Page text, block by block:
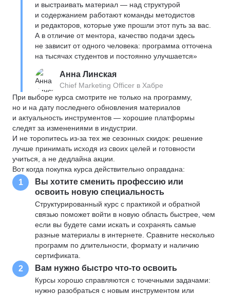
и выстраивать материал — над структурой
и содержанием работают команды методистов
и редакторов, которые уже прошли этот путь за вас.
А в отличие от ментора, качество подачи здесь
не зависит от одного человека: программа отточена
на тысячах студентов и постоянно улучшается»
Анна Линская
Chief Marketing Officer в Хабре
При выборе курса смотрите не только на программу,
но и на дату последнего обновления материалов
и актуальность инструментов — хорошие платформы
следят за изменениями в индустрии.
И не торопитесь из-за тех же сезонных скидок: решение
лучше принимать исходя из своих целей и готовности
учиться, а не дедлайна акции.
Вот когда покупка курса действительно оправдана:
1
Вы хотите сменить профессию или
освоить новую специальность
Структурированный курс с практикой и обратной
связью поможет войти в новую область быстрее, чем
если вы будете сами искать и сохранять самые
разные материалы в интернете. Сравните несколько
программ по длительности, формату и наличию
сертификата.
2 Вам нужно быстро что-то освоить
Курсы хорошо справляются с точечными задачами:
нужно разобраться с новым инструментом или